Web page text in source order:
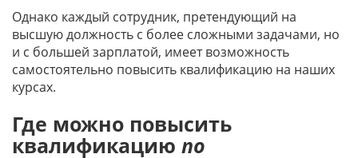
Однако каждый сотрудник, претендующий на
высшую должность с более сложными задачами, но
и с большей зарплатой, имеет возможность
самостоятельно повысить квалификацию на наших
курсах.
Где можно повысить
квалификацию по